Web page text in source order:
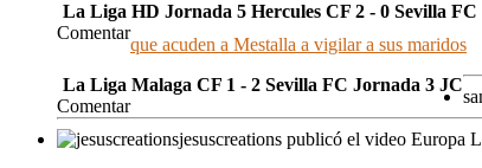
La Liga HD Jornada 5 Hercules CF 2 - 0 Sevilla FC
Comentar
que acuden a Mestalla a vigilar a sus maridos
La Liga Malaga CF 1 - 2 Sevilla FC Jornada 3 JC
Comentar
jesuscreations publicó el video Europa